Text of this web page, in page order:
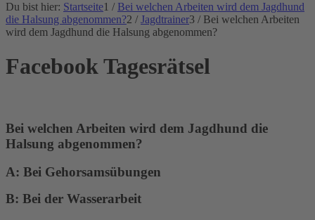
Du bist hier: Startseite1 / Bei welchen Arbeiten wird dem Jagdhund
die Halsung abgenommen?2 / Jagdtrainer3 / Bei welchen Arbeiten
wird dem Jagdhund die Halsung abgenommen?
Facebook Tagesrätsel
Bei welchen Arbeiten wird dem Jagdhund die
Halsung abgenommen?
A: Bei Gehorsamsübungen
B: Bei der Wasserarbeit